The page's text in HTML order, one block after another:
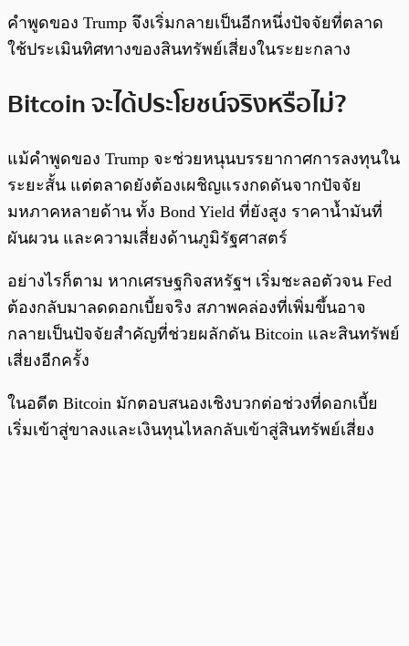
คำพูดของ Trump จึงเริ่มกลายเป็นอีกหนึ่งปัจจัยที่ตลาด
ใช้ประเมินทิศทางของสินทรัพย์เสี่ยงในระยะกลาง
Bitcoin จะได้ประโยชน์จริงหรือไม่?
แม้คำพูดของ Trump จะช่วยหนุนบรรยากาศการลงทุนใน
ระยะสั้น แต่ตลาดยังต้องเผชิญแรงกดดันจากปัจจัย
มหภาคหลายด้าน ทั้ง Bond Yield ที่ยังสูง ราคาน้ำมันที่
ผันผวน และความเสี่ยงด้านภูมิรัฐศาสตร์
อย่างไรก็ตาม หากเศรษฐกิจสหรัฐฯ เริ่มชะลอตัวจน Fed
ต้องกลับมาลดดอกเบี้ยจริง สภาพคล่องที่เพิ่มขึ้นอาจ
กลายเป็นปัจจัยสำคัญที่ช่วยผลักดัน Bitcoin และสินทรัพย์
เสี่ยงอีกครั้ง
ในอดีต Bitcoin มักตอบสนองเชิงบวกต่อช่วงที่ดอกเบี้ย
เริ่มเข้าสู่ขาลงและเงินทุนไหลกลับเข้าสู่สินทรัพย์เสี่ยง